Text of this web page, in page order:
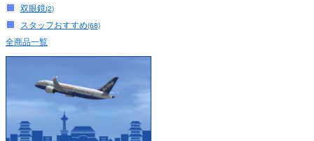
双眼鏡(2)
スタッフおすすめ(68)
全商品一覧